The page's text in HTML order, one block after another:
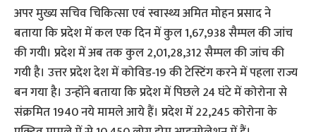
अपर मुख्य सचिव चिकित्सा एवं स्वास्थ्य अमित मोहन प्रसाद ने
बताया कि प्रदेश में कल एक दिन में कुल 1,67,938 सैम्पल की जांच
की गयी। प्रदेश में अब तक कुल 2,01,28,312 सैम्पल की जांच की
गयी है। उत्तर प्रदेश देश में कोविड-19 की टेस्टिंग करने में पहला राज्य
बन गया है। उन्होंने बताया कि प्रदेश में पिछले 24 घंटे में कोरोना से
संक्रमित 1940 नये मामले आये हैं। प्रदेश में 22,245 कोरोना के